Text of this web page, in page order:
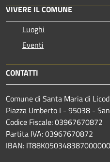
VIVERE IL COMUNE
Luoghi
Eventi
CONTATTI
Comune di Santa Maria di
Piazza Umberto I - 95038 -
Codice Fiscale: 03967670872
Partita IVA: 03967670872
IBAN: